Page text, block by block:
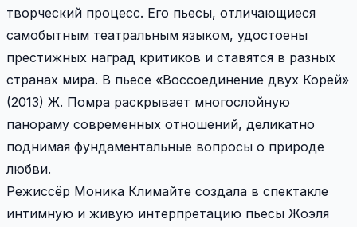
творческий процесс. Его пьесы, отличающиеся
самобытным театральным языком, удостоены
престижных наград критиков и ставятся в разных
странах мира. В пьесе «Воссоединение двух Корей»
(2013) Ж. Помра раскрывает многослойную
панораму современных отношений, деликатно
поднимая фундаментальные вопросы о природе
любви.
Режиссёр Моника Климайте создала в спектакле
интимную и живую интерпретацию пьесы Жоэля